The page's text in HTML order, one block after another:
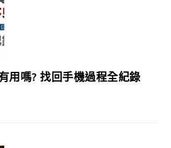
用嗎? 找回手機過程全紀錄